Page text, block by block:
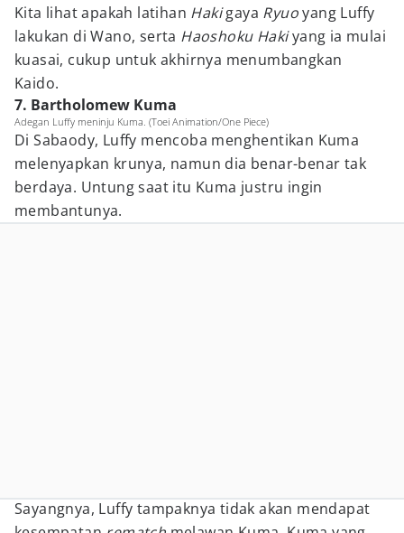
Kita lihat apakah latihan Hakigaya Ryuoyang Luffy
lakukan di Wano, serta Haoshoku Hakiyang ia mulai
kuasai, cukup untuk akhirnya menumbangkan
Kaido.
7. Bartholomew Kuma
Adegan Luffy meninju Kuma. (Toei Animation/One Piece)
Di Sabaody, Luffy mencoba menghentikan Kuma
melenyapkan krunya, namun dia benar-benar tak
berdaya. Untung saat itu Kuma justru ingin
membantunya.
Sayangnya, Luffy tampaknya tidak akan mendapat